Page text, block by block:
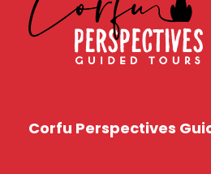
Corfu Perspectives